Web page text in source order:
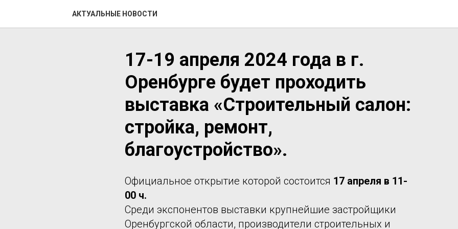
АКТУАЛЬНЫЕ НОВОСТИ
17-19 апреля 2024 года в г.
Оренбурге будет проходить
выставка «Строительный салон:
стройка, ремонт,
благоустройство».
Официальное открытие которой состоится 17 апреля в 11-
00 ч.
Среди экспонентов выставки крупнейшие застройщики
Оренбургской области, производители строительных и